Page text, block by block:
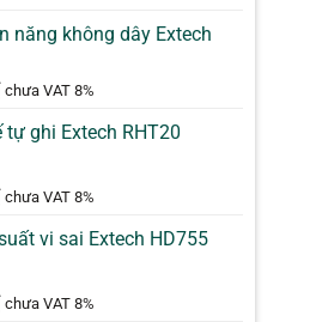
năng không dây Extech
chưa VAT 8%
tự ghi Extech RHT20
chưa VAT 8%
vi sai Extech HD755
chưa VAT 8%